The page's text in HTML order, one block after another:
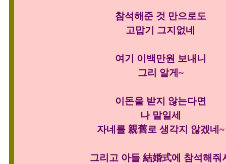
참석해준 것 만으로도
고맙기 그지없네
여기 이백만원 보내니
그리 알게~
이돈을 받지 않는다면
나 말일세
자네를 親舊로 생각지 않겠네~
그리고 아들 結婚式에 참석해줘